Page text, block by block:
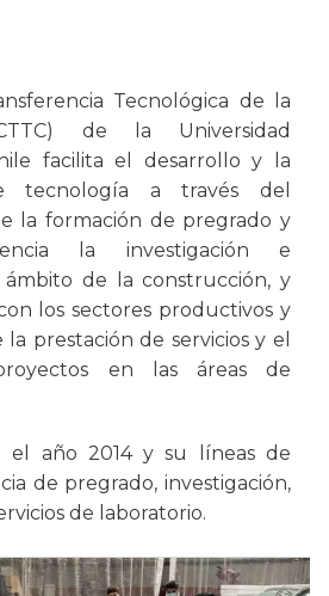
Tecnológica de la
de la Universidad
facilita el desarrollo y la
tecnología a través del
la formación de pregrado y
la investigación e
de la construcción, y
los sectores productivos y
la prestación de servicios y el
en las áreas de
el año 2014 y su líneas de
de pregrado, investigación,
de laboratorio.